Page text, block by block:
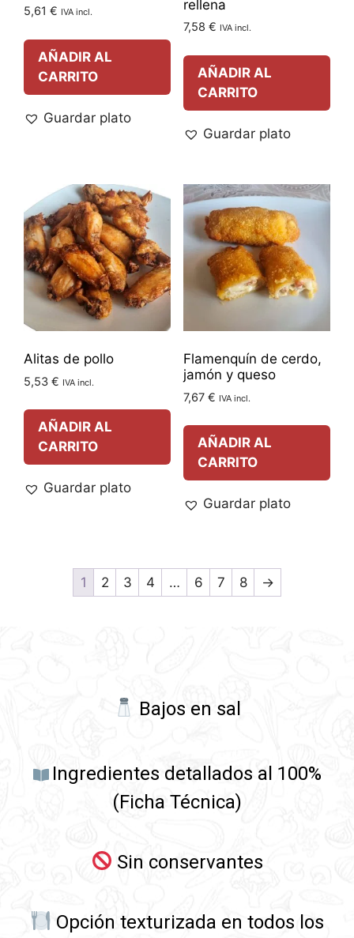
5,61 € IVA incl.
AÑADIR AL
CARRITO
Guardar plato
rellena
7,58 € IVA incl.
AÑADIR AL
CARRITO
Guardar plato
Alitas de pollo
5,53 € IVA incl.
AÑADIR AL
CARRITO
Guardar plato
Flamenquín de cerdo,
jamón y queso
7,67 € IVA incl.
AÑADIR AL
CARRITO
Guardar plato
1 2 3 4 … 6 7 8 →
Bajos en sal
Ingredientes detallados al 100%
(Ficha Técnica)
Sin conservantes
Opción texturizada en todos los